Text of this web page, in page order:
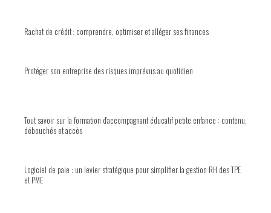
Rachat de crédit : comprendre, optimiser et alléger ses finances
Protéger son entreprise des risques imprévus au quotidien
Tout savoir sur la formation d’accompagnant éducatif petite enfance : contenu,
débouchés et accès
Logiciel de paie : un levier stratégique pour simplifier la gestion RH des TPE
et PME